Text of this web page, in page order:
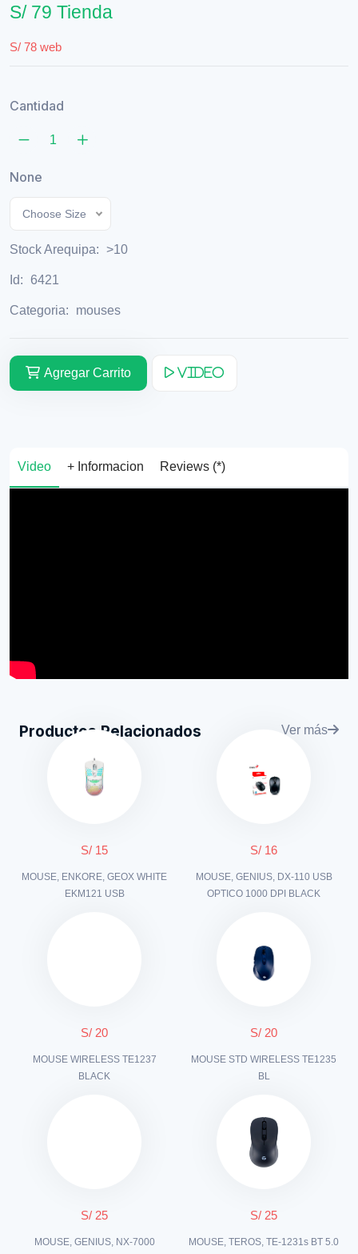
S/ 79 Tienda
S/ 78 web
Cantidad
None
Choose Size
Stock Arequipa: >10
Id: 6421
Categoria: mouses
Agregar Carrito Video
Video + Informacion Reviews (*)
Productos Relacionados Ver más
S/ 15
MOUSE, ENKORE, GEOX WHITE
EKM121 USB
S/ 16
MOUSE, GENIUS, DX-110 USB
OPTICO 1000 DPI BLACK
S/ 20
MOUSE WIRELESS TE1237
BLACK
S/ 20
MOUSE STD WIRELESS TE1235
BL
S/ 25
MOUSE, GENIUS, NX-7000
S/ 25
MOUSE, TEROS, TE-1231s BT 5.0